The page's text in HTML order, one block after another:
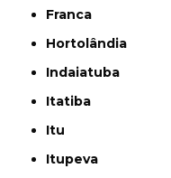
Franca
Hortolândia
Indaiatuba
Itatiba
Itu
Itupeva